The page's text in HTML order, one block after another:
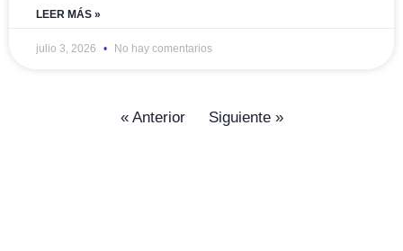
LEER MÁS »
julio 3, 2026 No hay comentarios
« Anterior Siguiente »